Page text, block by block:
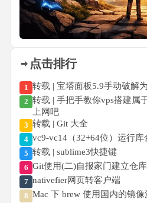
点击排行
1 转载 | 宝塔面板5.9手动破解
2 转载 | 手把手教你vps搭建属
上网吧
3 转载 | Git 大全
4 vc9-vc14（32+64位）运行库
5 转载 | sublime3快捷键
6 Git使用(二)自报家门建立仓库
7 nativefier网页转客户端
8 Mac 下 brew 使用国内的镜像